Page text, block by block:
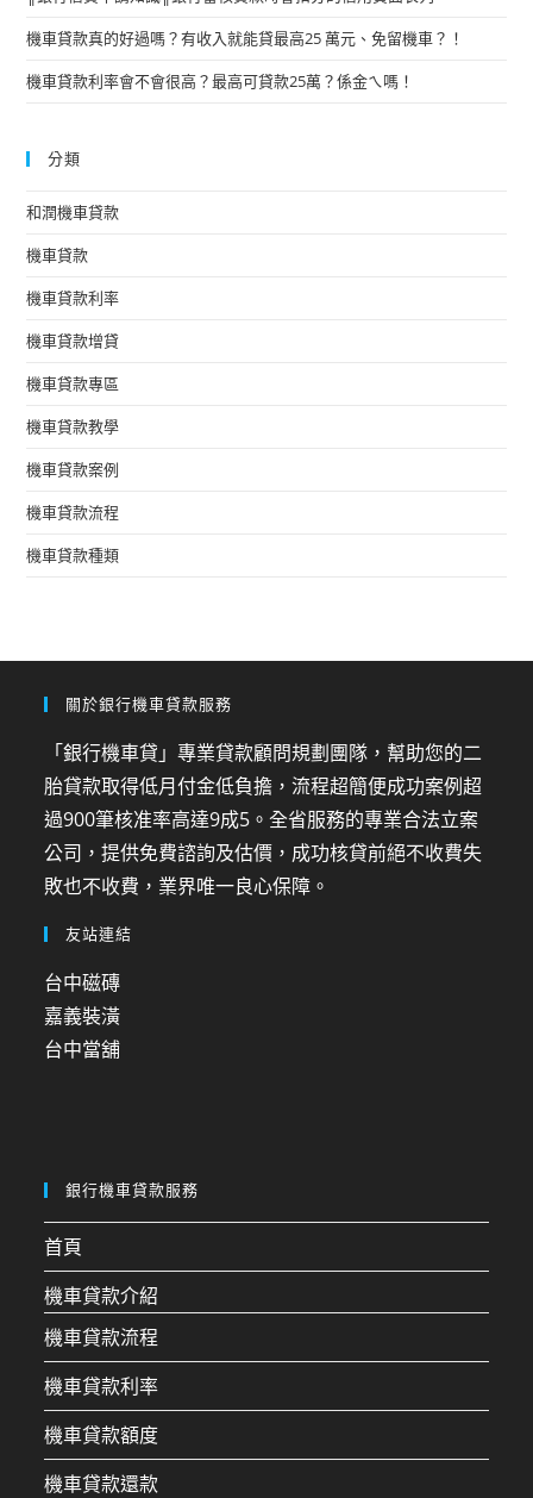
機車貸款真的好過嗎？有收入就能貸最高25 萬元、免留機車？！
機車貸款利率會不會很高？最高可貸款25萬？係金ㄟ嗎！
分類
和潤機車貸款
機車貸款
機車貸款利率
機車貸款增貸
機車貸款專區
機車貸款教學
機車貸款案例
機車貸款流程
機車貸款種類
關於銀行機車貸款服務
「銀行機車貸」專業貸款顧問規劃團隊，幫助您的二
胎貸款取得低月付金低負擔，流程超簡便成功案例超
過900筆核准率高達9成5。全省服務的專業合法立案
公司，提供免費諮詢及估價，成功核貸前絕不收費失
敗也不收費，業界唯一良心保障。
友站連結
台中磁磚
嘉義裝潢
台中當舖
銀行機車貸款服務
首頁
機車貸款介紹
機車貸款流程
機車貸款利率
機車貸款額度
機車貸款還款